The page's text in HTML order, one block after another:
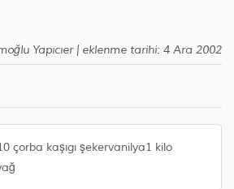
Yapıcıer | eklenme tarihi: 4 Ara 2002
çorba kaşıgı şekervanilya1 kilo